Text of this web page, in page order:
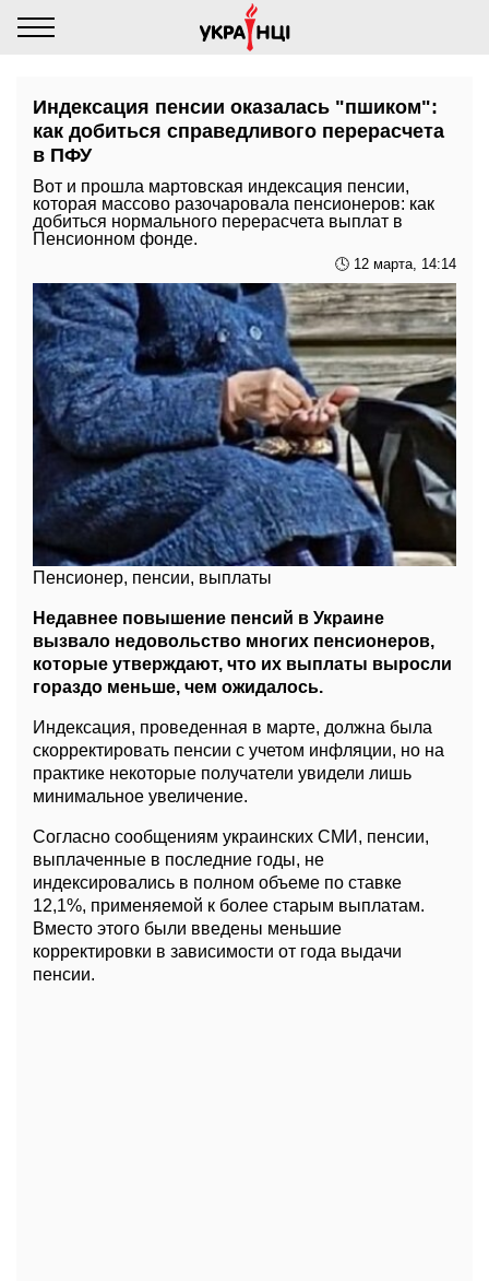
Индексация пенсии оказалась "пшиком":
как добиться справедливого перерасчета
в ПФУ
Вот и прошла мартовская индексация пенсии,
которая массово разочаровала пенсионеров: как
добиться нормального перерасчета выплат в
Пенсионном фонде.
🕓 12 марта, 14:14
Пенсионер, пенсии, выплаты
Недавнее повышение пенсий в Украине
вызвало недовольство многих пенсионеров,
которые утверждают, что их выплаты выросли
гораздо меньше, чем ожидалось.
Индексация, проведенная в марте, должна была
скорректировать пенсии с учетом инфляции, но на
практике некоторые получатели увидели лишь
минимальное увеличение.
Согласно сообщениям украинских СМИ, пенсии,
выплаченные в последние годы, не
индексировались в полном объеме по ставке
12,1%, применяемой к более старым выплатам.
Вместо этого были введены меньшие
корректировки в зависимости от года выдачи
пенсии.